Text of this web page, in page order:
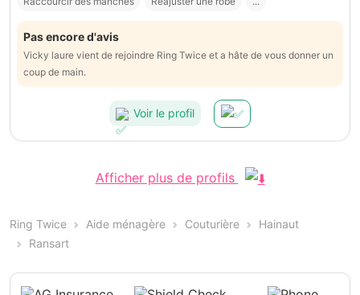
Pas encore d'avis
Vicky laure vient de rejoindre Ring Twice et a hâte de vous donner un
coup de main.
Voir le profil
Afficher plus de profils
Ring Twice Aide ménagère Couturière
Hainaut
Ransart